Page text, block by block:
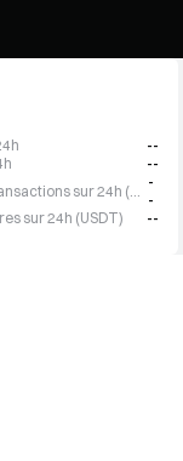
--
--
-
-
sur 24h (USDT)
--